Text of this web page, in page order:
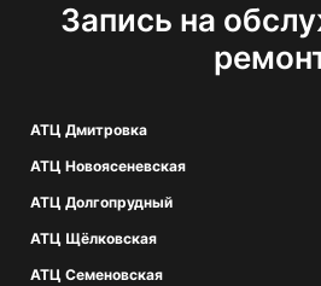
Запись на
АТЦ Дмитровка
АТЦ Новоясеневская
АТЦ Долгопрудный
АТЦ Щёлковская
АТЦ Семеновская